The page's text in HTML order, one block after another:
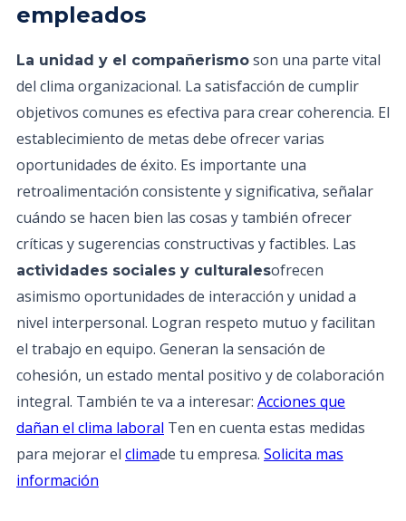
empleados
La unidad y el compañerismo son una parte vital
del clima organizacional. La satisfacción de cumplir
objetivos comunes es efectiva para crear coherencia. El
establecimiento de metas debe ofrecer varias
oportunidades de éxito. Es importante una
retroalimentación consistente y significativa, señalar
cuándo se hacen bien las cosas y también ofrecer
críticas y sugerencias constructivas y factibles. Las
actividades sociales y culturalesofrecen
asimismo oportunidades de interacción y unidad a
nivel interpersonal. Logran respeto mutuo y facilitan
el trabajo en equipo. Generan la sensación de
cohesión, un estado mental positivo y de colaboración
integral. También te va a interesar: Acciones que
dañan el clima laboral Ten en cuenta estas medidas
para mejorar el climade tu empresa. Solicita mas
información